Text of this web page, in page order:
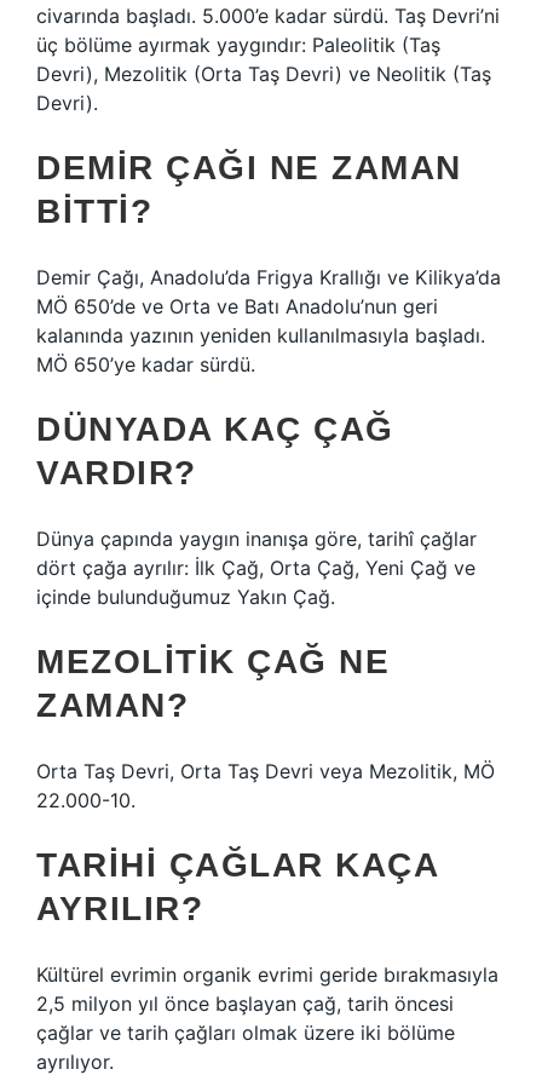
civarında başladı. 5.000’e kadar sürdü. Taş Devri’ni
üç bölüme ayırmak yaygındır: Paleolitik (Taş
Devri), Mezolitik (Orta Taş Devri) ve Neolitik (Taş
Devri).
DEMIR ÇAĞI NE ZAMAN
BITTI?
Demir Çağı, Anadolu’da Frigya Krallığı ve Kilikya’da
MÖ 650’de ve Orta ve Batı Anadolu’nun geri
kalanında yazının yeniden kullanılmasıyla başladı.
MÖ 650’ye kadar sürdü.
DÜNYADA KAÇ ÇAĞ
VARDIR?
Dünya çapında yaygın inanışa göre, tarihî çağlar
dört çağa ayrılır: İlk Çağ, Orta Çağ, Yeni Çağ ve
içinde bulunduğumuz Yakın Çağ.
MEZOLITIK ÇAĞ NE
ZAMAN?
Orta Taş Devri, Orta Taş Devri veya Mezolitik, MÖ
22.000-10.
TARIHI ÇAĞLAR KAÇA
AYRILIR?
Kültürel evrimin organik evrimi geride bırakmasıyla
2,5 milyon yıl önce başlayan çağ, tarih öncesi
çağlar ve tarih çağları olmak üzere iki bölüme
ayrılıyor.